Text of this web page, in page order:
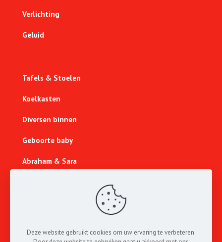
Verlichting
Geluid
Tafels & Stoelen
Koelkasten
Diversen binnen
Geboorte baby
Abraham & Sara
Deze website gebruikt cookies om uw ervaring te verbeteren.